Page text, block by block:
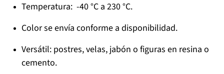
Temperatura: -40 °C a 230 °C.
Color se envía conforme a disponibilidad.
Versátil: postres, velas, jabón o figuras en resina o
cemento.